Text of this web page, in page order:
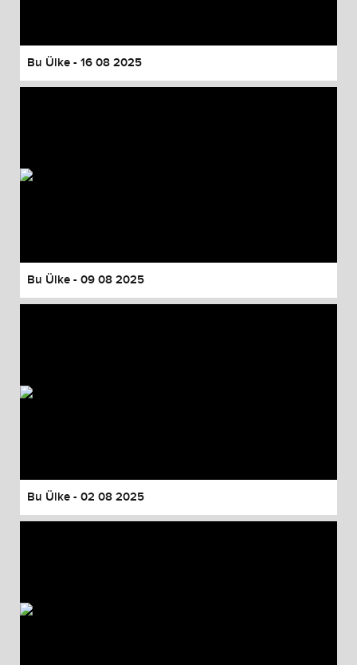
Bu Ülke - 16 08 2025
Bu Ülke - 09 08 2025
Bu Ülke - 02 08 2025